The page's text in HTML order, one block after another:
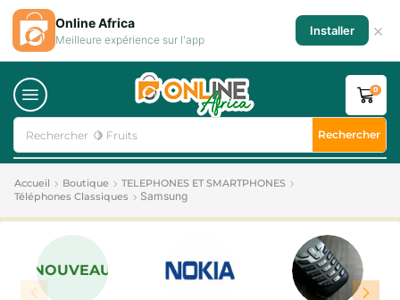
Rechercher 🍋 Fruits Rechercher
0
Accueil Boutique
TELEPHONES ET SMARTPHONES
Téléphones Classiques
Samsung
NOUVEAU
Online Africa
Meilleure expérience sur l'app
Installer ×